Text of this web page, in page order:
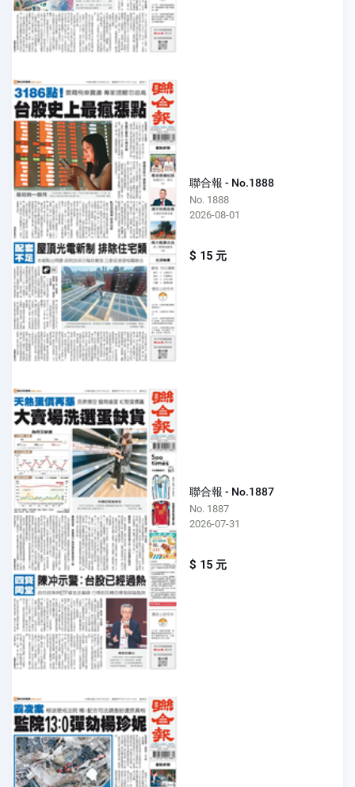
聯合報 - No.1888
No. 1888
2026-08-01
$ 15 元
聯合報 - No.1887
No. 1887
2026-07-31
$ 15 元